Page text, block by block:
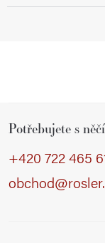
Potřebujete s
+420 722 465